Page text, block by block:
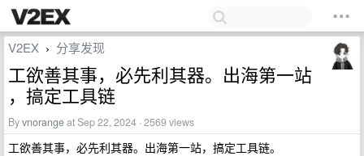
V2EX › 分享发现
工欲善其事，必先利其器。出海第一站
，搞定工具链
Byvnorangeat Sep 22, 2024 · 2569 views
工欲善其事，必先利其器。出海第一站，搞定工具链。